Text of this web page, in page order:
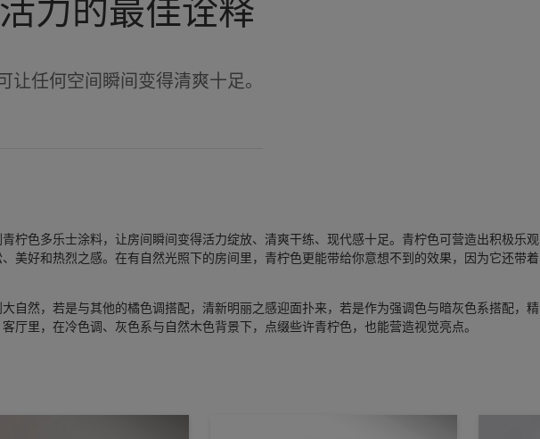
力的最佳诠释
让任何空间瞬间变得清爽十足。
柠色多乐士涂料，让房间瞬间变得活力绽放、清爽干练、现代感十足。青柠色可营造出积极乐观
美好和热烈之感。在有自然光照下的房间里，青柠色更能带给你意想不到的效果，因为它还带着
自然，若是与其他的橘色调搭配，清新明丽之感迎面扑来，若是作为强调色与暗灰色系搭配，精
厅里，在冷色调、灰色系与自然木色背景下，点缀些许青柠色，也能营造视觉亮点。